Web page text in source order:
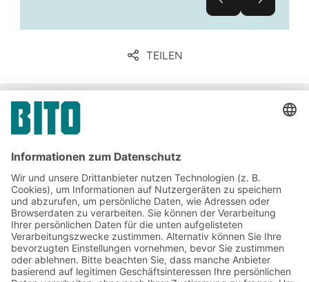
TEILEN
Unternehmenskommunikation
& Presse
Jetzt beim BITO Newsletter
anmelden:
Lager- & Logistiknews